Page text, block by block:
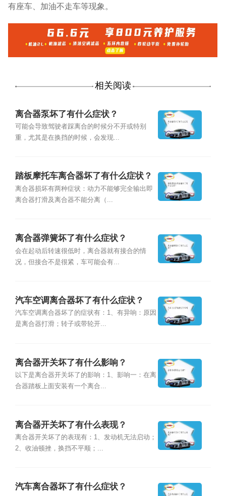
有座车、加油不走车等现象。
相关阅读
离合器泵坏了有什么症状？
可能会导致驾驶者踩离合的时候分不开或特别
重，尤其是在换挡的时候，会发现...
踏板摩托车离合器坏了有什么症状？
离合器损坏有两种症状：动力不能够完全输出即
离合器打滑及离合器不能分离（...
离合器弹簧坏了有什么症状？
会在起动后转速很低时，离合器就有接合的情
况，但接合不是很紧，车可能会有...
汽车空调离合器坏了有什么症状？
汽车空调离合器坏了的症状有：1、有异响：原因
是离合器打滑；转子或带轮开...
离合器开关坏了有什么影响？
以下是离合器开关坏了的影响：1、影响一：在离
合器踏板上面安装有一个离合...
离合器开关坏了有什么表现？
离合器开关坏了的表现有：1、发动机无法启动；
2、收油顿挫，换挡不平顺；...
汽车离合器坏了有什么症状？